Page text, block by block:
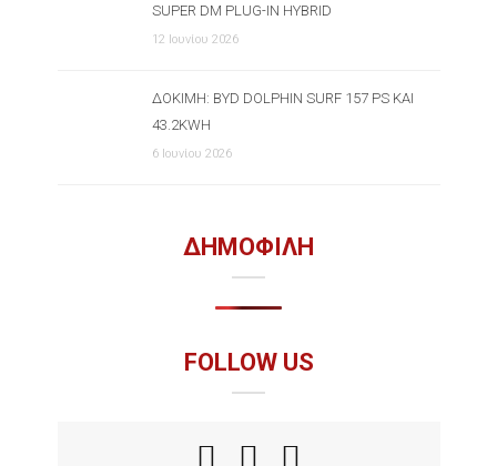
SUPER DM PLUG-IN HYBRID
12 Ιουνίου 2026
ΔΟΚΙΜΉ: BYD DOLPHIN SURF 157 PS ΚΑΙ
43.2KWH
6 Ιουνίου 2026
ΔΗΜΟΦΙΛΗ
FOLLOW US